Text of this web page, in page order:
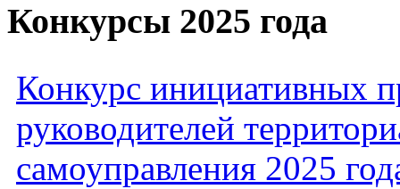
Конкурсы 2025 года
Конкурс инициативных
руководителей
самоуправления 2025